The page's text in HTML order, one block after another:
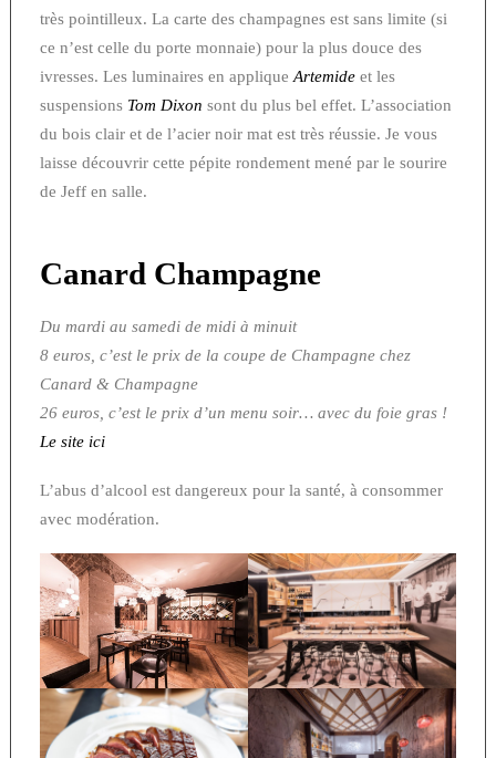
très pointilleux. La carte des champagnes est sans limite (si
ce n’est celle du porte monnaie) pour la plus douce des
ivresses. Les luminaires en applique Artemide et les
suspensions Tom Dixon sont du plus bel effet. L’association
du bois clair et de l’acier noir mat est très réussie. Je vous
laisse découvrir cette pépite rondement mené par le sourire
de Jeff en salle.
Canard Champagne
Du mardi au samedi de midi à minuit
8 euros, c’est le prix de la coupe de Champagne chez
Canard & Champagne
26 euros, c’est le prix d’un menu soir… avec du foie gras !
Le site ici
L’abus d’alcool est dangereux pour la santé, à consommer
avec modération.